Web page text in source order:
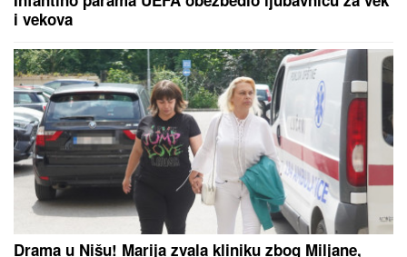
Ako držite ventilator tik uz krevet, PRAVITE VELIKU
rashladiti - OVO DUGME malo ko koristi, a pravi
najveću razliku